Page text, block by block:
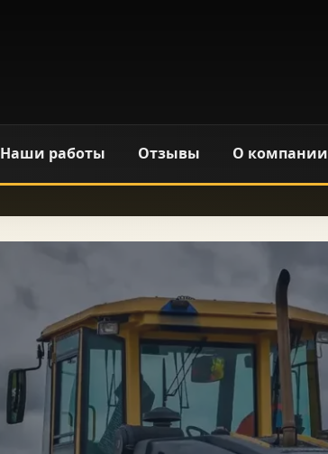
Наши работы Отзывы О компании